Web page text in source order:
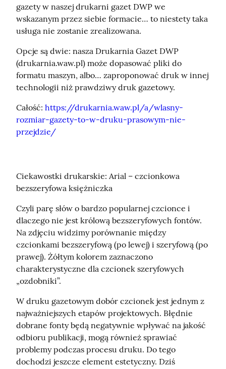
gazety w naszej drukarni gazet DWP we
wskazanym przez siebie formacie… to niestety taka
usługa nie zostanie zrealizowana.
Opcje są dwie: nasza Drukarnia Gazet DWP
(drukarnia.waw.pl) może dopasować pliki do
formatu maszyn, albo… zaproponować druk w innej
technologii niż prawdziwy druk gazetowy.
Całość: https://drukarnia.waw.pl/a/wlasny-
rozmiar-gazety-to-w-druku-prasowym-nie-
przejdzie/
Ciekawostki drukarskie: Arial – czcionkowa
bezszeryfowa księżniczka
Czyli parę słów o bardzo popularnej czcionce i
dlaczego nie jest królową bezszeryfowych fontów.
Na zdjęciu widzimy porównanie między
czcionkami bezszeryfową (po lewej) i szeryfową (po
prawej). Żółtym kolorem zaznaczono
charakterystyczne dla czcionek szeryfowych
„ozdobniki”.
W druku gazetowym dobór czcionek jest jednym z
najważniejszych etapów projektowych. Błędnie
dobrane fonty będą negatywnie wpływać na jakość
odbioru publikacji, mogą również sprawiać
problemy podczas procesu druku. Do tego
dochodzi jeszcze element estetyczny. Dziś